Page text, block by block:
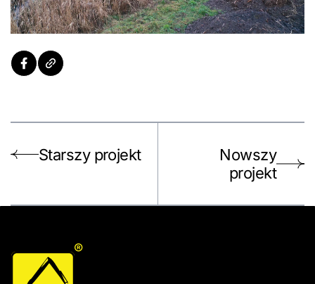
Starszy projekt
Nowszy
projekt
®